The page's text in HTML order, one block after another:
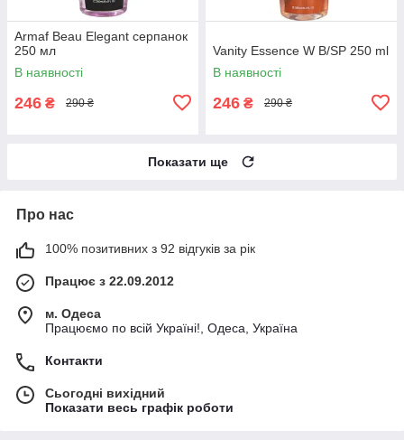
Armaf Beau Elegant серпанок
250 мл
В наявності
246 ₴ 290 ₴
Vanity Essence W B/SP 250 ml
В наявності
246 ₴ 290 ₴
Показати ще
Про нас
100% позитивних з 92 відгуків за рік
Працює з 22.09.2012
м. Одеса
Працюємо по всій Україні!, Одеса, Україна
Контакти
Сьогодні вихідний
Показати весь графік роботи